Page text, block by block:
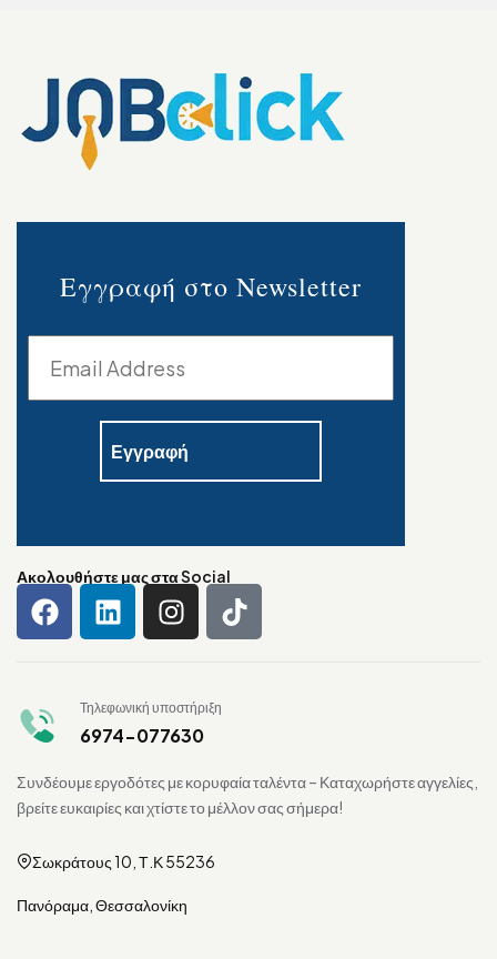
Εγγραφή στο Newsletter
Ακολουθήστε μας στα Social
Τηλεφωνική υποστήριξη
6974-077630
Συνδέουμε εργοδότες με κορυφαία ταλέντα – Καταχωρήστε αγγελίες,
βρείτε ευκαιρίες και χτίστε το μέλλον σας σήμερα!
Σωκράτους 10, Τ.Κ 55236
Πανόραμα, Θεσσαλονίκη